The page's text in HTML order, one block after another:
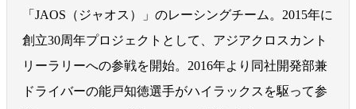
「JAOS（ジャオス）」のレーシングチーム。2015年に
創立30周年プロジェクトとして、アジアクロスカント
リーラリーへの参戦を開始。2016年より同社開発部兼
ドライバーの能戸知徳選手がハイラックスを駆って参